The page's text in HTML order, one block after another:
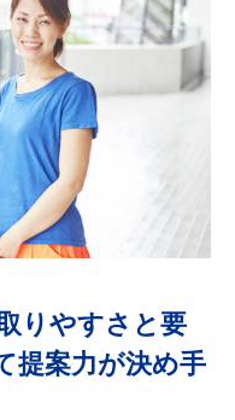
りやすさと要
提案力が決め手